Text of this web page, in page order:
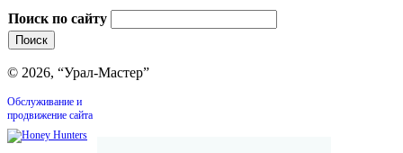
Поиск по сайту
© 2026, “Урал-Мастер”
Обслуживание и
продвижение сайта